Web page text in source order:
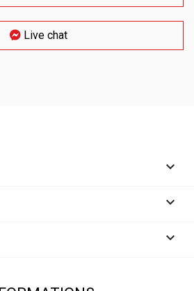
Live chat


